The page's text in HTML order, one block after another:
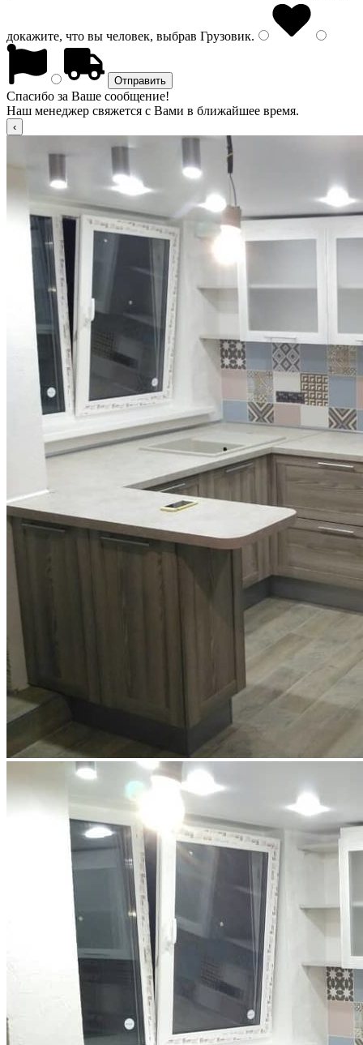
докажите, что вы человек, выбрав Грузовик.
Спасибо за Ваше сообщение!
Наш менеджер свяжется с Вами в ближайшее время.